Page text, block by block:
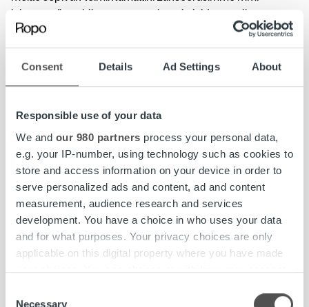
Consent Details Ad Settings About
Responsible use of your data
We and our 980 partners process your personal data,
e.g. your IP-number, using technology such as cookies to
store and access information on your device in order to
serve personalized ads and content, ad and content
measurement, audience research and services
development. You have a choice in who uses your data
and for what purposes. Your privacy choices are only
applicable on this digital property where you have made
your choices. You can change or withdraw your consent
the Privacy trigger icon.
Necessary
lyhyemmän syklin seurantapalaverit, joiden avulla
operatiivinen henkilöstö saatiin tiiviimmin mukaan
muutostyöhön ja koko porukka sitoutettua uusiin
käytäntöihin, Österlund kuvailee.
olla valmis, mutta Pori Energian kehitysprosessi jatkuu
aktiivisena edelleen. Energiayhtiö on siirtymässä uuteen
asiakaspalvelujärjestelmään ja Ropo on tiiviisti mukana
myös järjestelmävaihdossa.
– Ropo 24 integroidaan uuteen
asiakaspalvelujärjestelmään ja samalla selvitetään
yhteistyön laajentamista mm. luottotietopalvelun osalta.